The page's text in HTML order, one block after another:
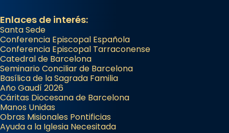
Enlaces de interés:
Santa Sede
Conferencia Episcopal Española
Conferencia Episcopal Tarraconense
Catedral de Barcelona
Seminario Conciliar de Barcelona
Basílica de la Sagrada Familia
Año Gaudí 2026
Cáritas Diocesana de Barcelona
Manos Unidas
Obras Misionales Pontificias
Ayuda a la Iglesia Necesitada